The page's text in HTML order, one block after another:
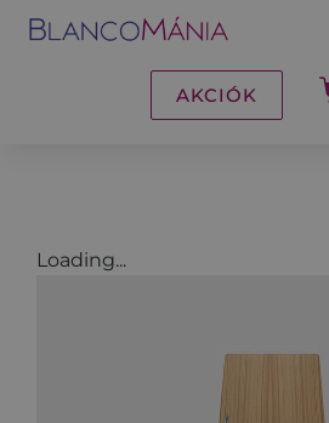
AKCIÓK
Loading...